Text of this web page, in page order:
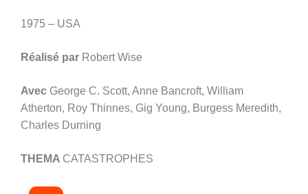
1975 – USA
Réalisé par Robert Wise
Avec George C. Scott, Anne Bancroft, William
Atherton, Roy Thinnes, Gig Young, Burgess Meredith,
Charles Durning
THEMA CATASTROPHES